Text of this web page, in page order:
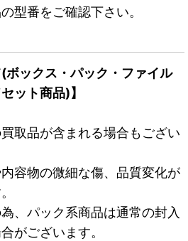
型番をご確認下さい。
(ボックス・パック・ファイル
ット商品)】
取品が含まれる場合もござい
容物の微細な傷、品質変化が
、パック系商品は通常の封入
がございます。